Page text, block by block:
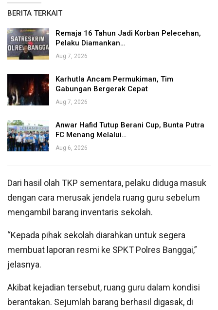
BERITA TERKAIT
Remaja 16 Tahun Jadi Korban Pelecehan,
Pelaku Diamankan…
Aug 7, 2026
Karhutla Ancam Permukiman, Tim
Gabungan Bergerak Cepat
Aug 7, 2026
Anwar Hafid Tutup Berani Cup, Bunta Putra
FC Menang Melalui…
Aug 6, 2026
Dari hasil olah TKP sementara, pelaku diduga masuk
dengan cara merusak jendela ruang guru sebelum
mengambil barang inventaris sekolah.
“Kepada pihak sekolah diarahkan untuk segera
membuat laporan resmi ke SPKT Polres Banggai,”
jelasnya.
Akibat kejadian tersebut, ruang guru dalam kondisi
berantakan. Sejumlah barang berhasil digasak, di